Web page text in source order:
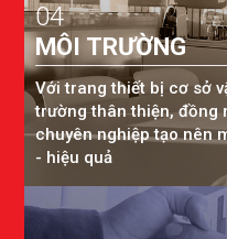
04
MÔI TRƯỜNG
Với trang thiết bị cơ sở
trường thân thiện, đồng
chuyên nghiệp tạo nên
- hiệu quả